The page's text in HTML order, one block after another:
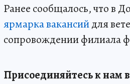
Ранее сообщалось, что в
ярмарка вакансийдля
сопровождении филиала
Присоединяйтесь к нам в